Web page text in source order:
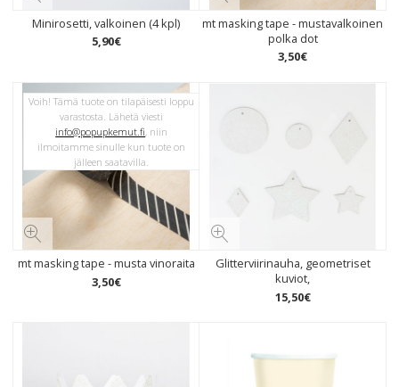
Minirosetti, valkoinen (4 kpl)
5,90€
mt masking tape - mustavalkoinen
polka dot
3,50€
mt masking tape - musta vinoraita
3,50€
Voih! Tämä tuote on tilapäisesti loppu
varastosta. Lähetä viesti
info@popupkemut.fi, niin
ilmoitamme sinulle kun tuote on
jälleen saatavilla.
Glitterviirinauha, geometriset
kuviot,
15,50€